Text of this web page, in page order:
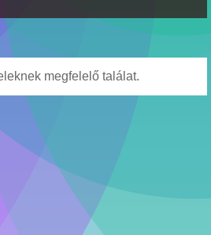
megfelelő találat.